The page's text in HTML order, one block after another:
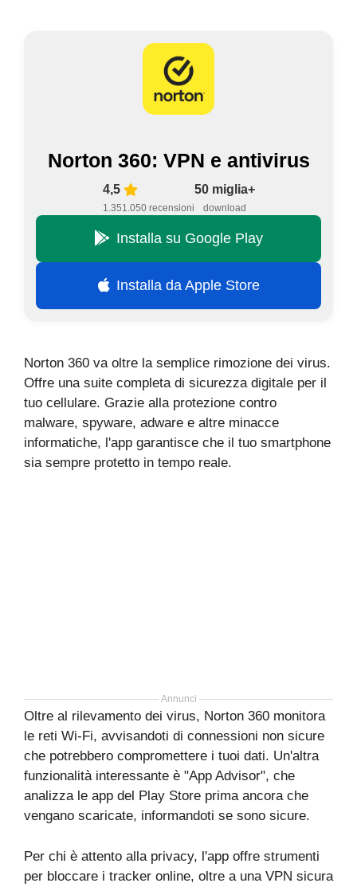
Norton 360: VPN e antivirus
4,5
1.351.050 recensioni
50 miglia+
download
Installa su Google Play
Installa da Apple Store
Norton 360 va oltre la semplice rimozione dei virus.
Offre una suite completa di sicurezza digitale per il
tuo cellulare. Grazie alla protezione contro
malware, spyware, adware e altre minacce
informatiche, l'app garantisce che il tuo smartphone
sia sempre protetto in tempo reale.
Annunci
Oltre al rilevamento dei virus, Norton 360 monitora
le reti Wi-Fi, avvisandoti di connessioni non sicure
che potrebbero compromettere i tuoi dati. Un'altra
funzionalità interessante è "App Advisor", che
analizza le app del Play Store prima ancora che
vengano scaricate, informandoti se sono sicure.
Per chi è attento alla privacy, l'app offre strumenti
per bloccare i tracker online, oltre a una VPN sicura